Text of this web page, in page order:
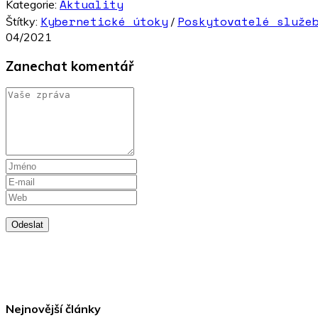
Kategorie: Aktuality
Štítky: Kybernetické útoky / Poskytovatelé služeb
04/2021
Zanechat komentář
Odeslat
Nejnovější články